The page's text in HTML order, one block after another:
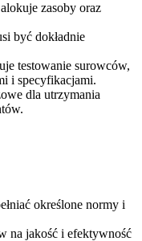
zasoby oraz
być dokładnie
testowanie surowców,
i specyfikacjami.
dla utrzymania
określone normy i
na jakość i efektywność